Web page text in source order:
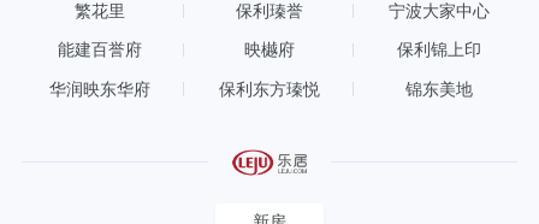
繁花里 保利瑧誉 宁波大家中心
能建百誉府 映樾府 保利锦上印
华润映东华府 保利东方瑧悦 锦东美地